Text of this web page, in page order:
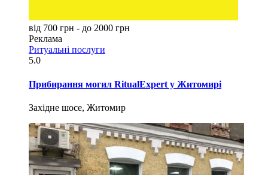
від 700 грн - до 2000 грн
Реклама
Ритуальні послуги
5.0
Прибирання могил RitualExpert у Житомирі
Західне шосе, Житомир